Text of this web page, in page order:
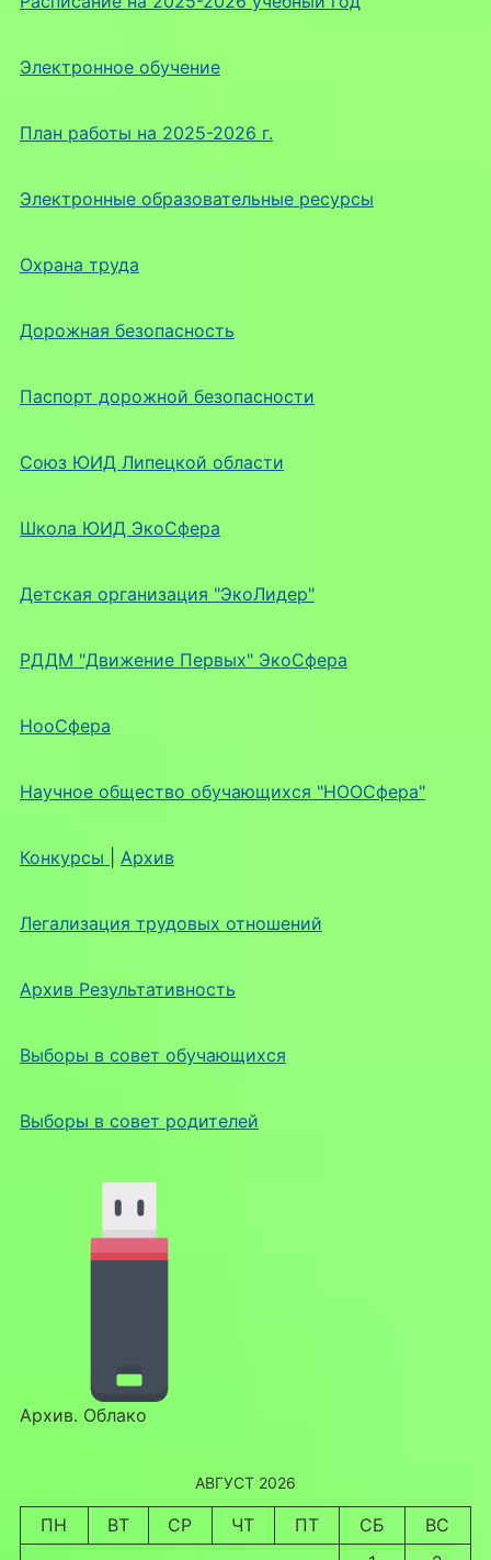
Электронное обучение
План работы на 2025-2026 г.
Электронные образовательные ресурсы
Охрана труда
Дорожная безопасность
Паспорт дорожной безопасности
Союз ЮИД Липецкой области
Школа ЮИД ЭкоСфера
Детская организация "ЭкоЛидер"
РДДМ "Движение Первых" ЭкоСфера
НооСфера
Научное общество обучающихся "НООСфера"
Конкурсы Архив
Легализация трудовых отношений
Архив Результативность
Выборы в совет обучающихся
Выборы в совет родителей
Архив. Облако
АВГУСТ 2026
ПН ВТ СР ЧТ ПТ СБ
ВС